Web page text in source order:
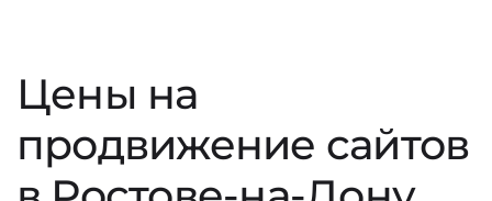
Цены на
продвижение сайтов